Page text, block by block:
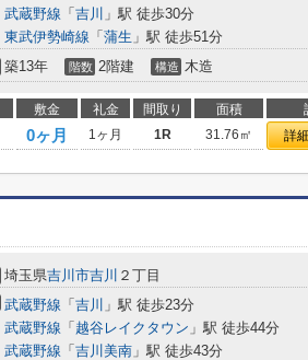
武蔵野線 「 吉川 」駅 徒歩30分
東武伊勢崎線 「 蒲生 」駅 徒歩51分
築13年 階数 2階建 構造 木造
敷金 礼金 間取り 面積
0ヶ月 1ヶ月 1R 31.76㎡ 詳
埼玉県吉川市吉川 ２丁目
武蔵野線 「 吉川 」駅 徒歩23分
武蔵野線 「 越谷レイクタウン 」駅 徒歩44分
武蔵野線 「 吉川美南 」駅 徒歩43分